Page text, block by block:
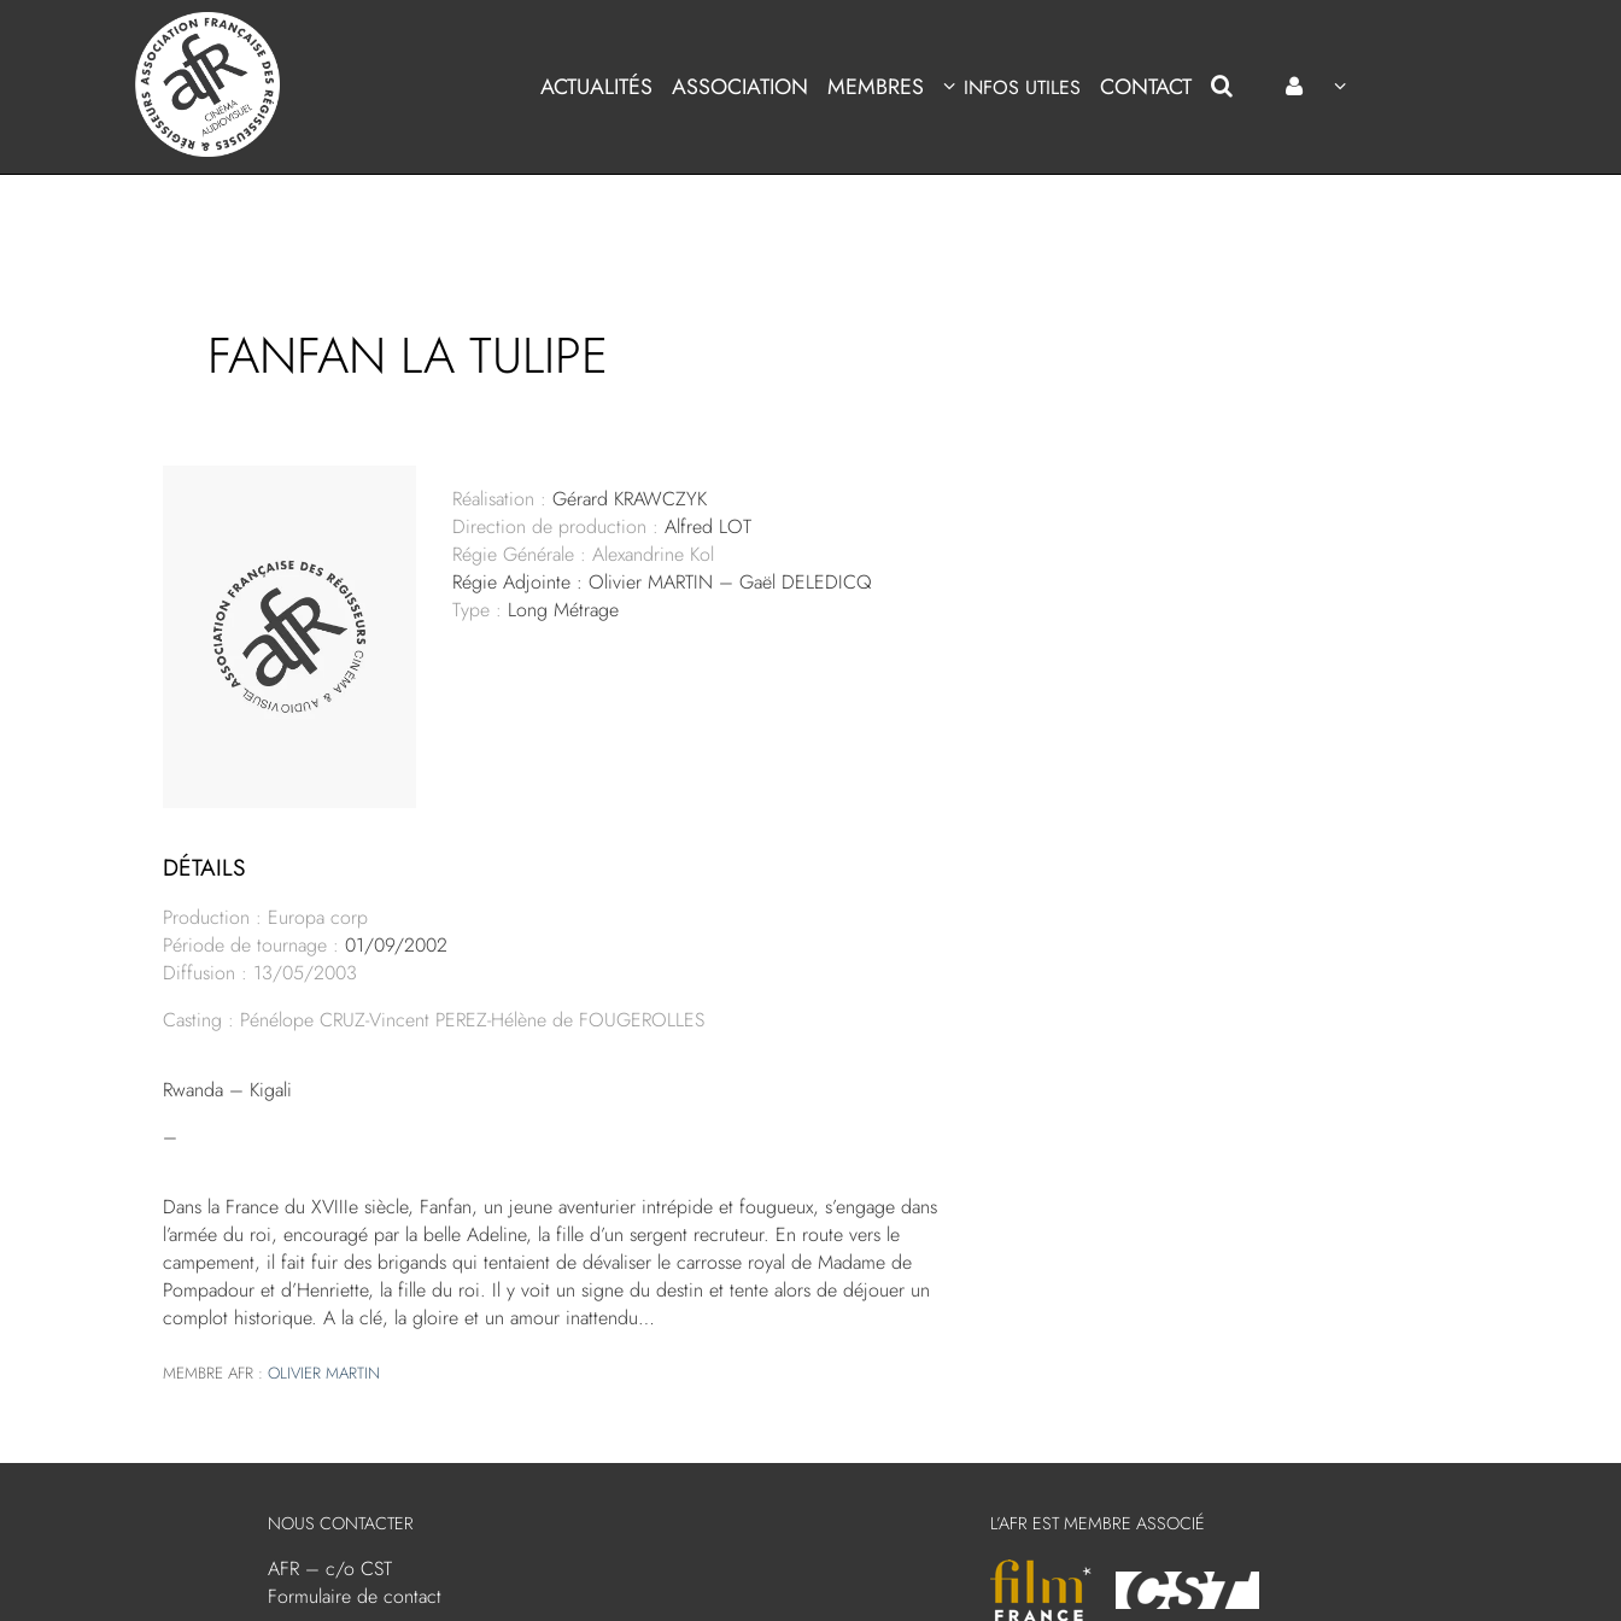
ACTUALITÉS ASSOCIATION MEMBRES INFOS UTILES CONTACT
FANFAN LA TULIPE
Réalisation : Gérard KRAWCZYK
Direction de production : Alfred LOT
Régie Générale : Alexandrine Kol
Régie Adjointe : Olivier MARTIN – Gaël DELEDICQ
Type : Long Métrage
DÉTAILS
Production : Europa corp
Période de tournage : 01/09/2002
Diffusion : 13/05/2003
Casting : Pénélope CRUZ-Vincent PEREZ-Hélène de FOUGEROLLES
Rwanda – Kigali
–
Dans la France du XVIIIe siècle, Fanfan, un jeune aventurier intrépide et fougueux, s’engage dans
l’armée du roi, encouragé par la belle Adeline, la fille d’un sergent recruteur. En route vers le
campement, il fait fuir des brigands qui tentaient de dévaliser le carrosse royal de Madame de
Pompadour et d’Henriette, la fille du roi. Il y voit un signe du destin et tente alors de déjouer un
complot historique. A la clé, la gloire et un amour inattendu…
MEMBRE AFR : OLIVIER MARTIN
NOUS CONTACTER
AFR – c/o CST
Formulaire de contact
L’AFR EST MEMBRE ASSOCIÉ